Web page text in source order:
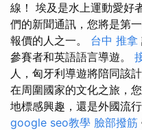
線！ 埃及是水上運動愛好
們的新聞通訊，您將是第
報價的人之一。 台中 推拿
參賽者和英語語言導遊。
人，匈牙利導遊將陪同該計
在周圍國家的文化之旅，
地標感興趣，還是外國流
google seo教學 臉部撥筋